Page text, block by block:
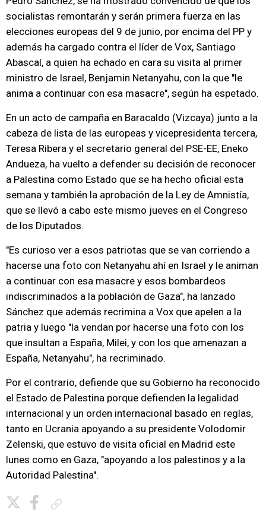
socialistas remontarán y serán primera fuerza en las
elecciones europeas del 9 de junio, por encima del PP y
además ha cargado contra el líder de Vox, Santiago
Abascal, a quien ha echado en cara su visita al primer
ministro de Israel, Benjamin Netanyahu, con la que "le
anima a continuar con esa masacre", según ha espetado.
En un acto de campaña en Baracaldo (Vizcaya) junto a la
cabeza de lista de las europeas y vicepresidenta tercera,
Teresa Ribera y el secretario general del PSE-EE, Eneko
Andueza, ha vuelto a defender su decisión de reconocer
a Palestina como Estado que se ha hecho oficial esta
semana y también la aprobación de la Ley de Amnistía,
que se llevó a cabo este mismo jueves en el Congreso
de los Diputados.
"Es curioso ver a esos patriotas que se van corriendo a
hacerse una foto con Netanyahu ahí en Israel y le animan
a continuar con esa masacre y esos bombardeos
indiscriminados a la población de Gaza", ha lanzado
Sánchez que además recrimina a Vox que apelen a la
patria y luego "la vendan por hacerse una foto con los
que insultan a España, Milei, y con los que amenazan a
España, Netanyahu", ha recriminado.
Por el contrario, defiende que su Gobierno ha reconocido
el Estado de Palestina porque defienden la legalidad
internacional y un orden internacional basado en reglas,
tanto en Ucrania apoyando a su presidente Volodomir
Zelenski, que estuvo de visita oficial en Madrid este
lunes como en Gaza, "apoyando a los palestinos y a la
Autoridad Palestina".